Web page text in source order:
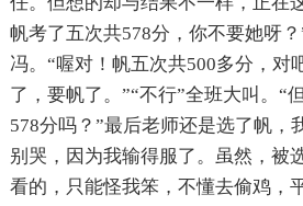
帆考了五次共578分，你不要她呀
冯。“喔对！帆五次共500多分，对
了，要帆了。”“不行”全班大叫。“
578分吗？”最后老师还是选了帆，
别哭，因为我输得服了。虽然，被
看的，只能怪我笨，不懂去偷鸡，